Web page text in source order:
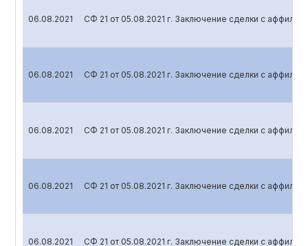
06.08.2021 СФ 21 от 05.08.2021 г. Заключение сделки с
06.08.2021 СФ 21 от 05.08.2021 г. Заключение сделки с
06.08.2021 СФ 21 от 05.08.2021 г. Заключение сделки с
06.08.2021 СФ 21 от 05.08.2021 г. Заключение сделки с
06.08.2021 СФ 21 от 05.08.2021 г. Заключение сделки с